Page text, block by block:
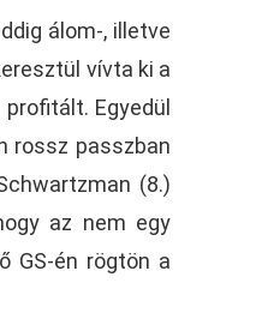
álom-, illetve
vívta ki a
Egyedül
rossz passzban
(8.)
az nem egy
GS-én rögtön a